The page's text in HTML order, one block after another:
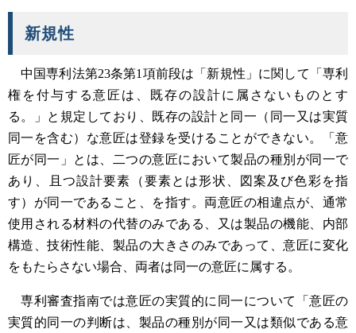
新規性
中国専利法第23条第1項前段は「新規性」に関して「専利
権を付与する意匠は、既存の設計に属さないものとす
る。」と規定しており、既存の設計と同一（同一又は実質
同一を含む）な意匠は登録を受けることができない。「意
匠が同一」とは、二つの意匠において製品の種別が同一で
あり、且つ設計要素（要素とは形状、図案及び色彩を指
す）が同一であること、を指す。両意匠の相違点が、通常
使用される材料の代替のみである、又は製品の機能、内部
構造、技術性能、製品の大きさのみであって、意匠に変化
をもたらさない場合、両者は同一の意匠に属する。
専利審査指南では意匠の実質的に同一について「意匠の
実質的同一の判断は、製品の種別が同一又は類似である意